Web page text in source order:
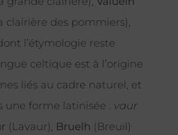
clairière des pommiers),
l’étymologie reste
celtique est à l’origine
liés au cadre naturel, et
une forme latinisée : vaur
(Lavaur), Bruelh (Breuil)